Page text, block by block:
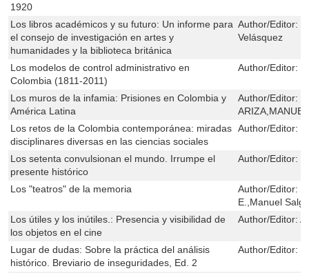
1920
Los libros académicos y su futuro: Un informe para
el consejo de investigación en artes y
humanidades y la biblioteca británica
Author/Editor:
Velásquez
Los modelos de control administrativo en
Colombia (1811-2011)
Author/Editor:
Los muros de la infamia: Prisiones en Colombia y
América Latina
Author/Editor:
Los retos de la Colombia contemporánea: miradas
disciplinares diversas en las ciencias sociales
Author/Editor:
Los setenta convulsionan el mundo. Irrumpe el
presente histórico
Author/Editor:
Los "teatros" de la memoria Author/Editor:
E.,Manuel
Los útiles y los inútiles.: Presencia y visibilidad de
los objetos en el cine
Author/Editor:
Lugar de dudas: Sobre la práctica del análisis
histórico. Breviario de inseguridades, Ed. 2
Author/Editor: